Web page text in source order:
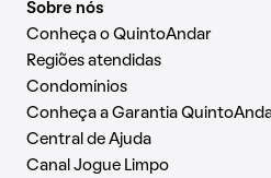
Sobre nós
Conheça o QuintoAndar
Regiões atendidas
Condomínios
Conheça a Garantia
Central de Ajuda
Canal Jogue Limpo